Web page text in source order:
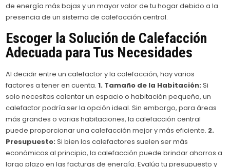
de energía más bajas y un mayor valor de tu hogar debido a la
presencia de un sistema de calefacción central.
Escoger la Solución de Calefacción
Adecuada para Tus Necesidades
Al decidir entre un calefactor y la calefacción, hay varios
factores a tener en cuenta.1. Tamaño de la Habitación:Si
solo necesitas calentar un espacio o habitación pequeña, un
calefactor podría ser la opción ideal. Sin embargo, para áreas
más grandes o varias habitaciones, la calefacción central
puede proporcionar una calefacción mejor y más eficiente. 2.
Presupuesto:Si bien los calefactores suelen ser más
económicos al principio, la calefacción puede brindar ahorros a
largo plazo en las facturas de energía. Evalúa tu presupuesto y